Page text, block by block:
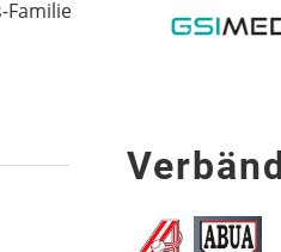
Familie